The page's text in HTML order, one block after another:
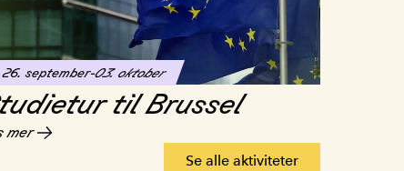
26. september-03. oktober
til Brussel
mer
Se alle aktiviteter